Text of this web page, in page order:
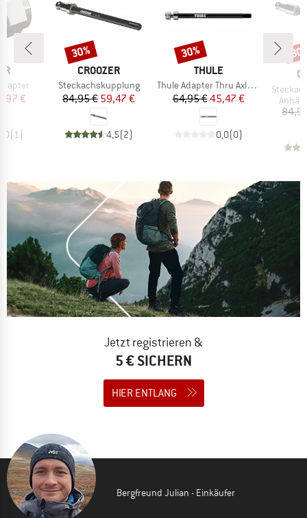
Preis
€
(1 )
MARKE
CROOZER
Artikel
Steckachskupplung
Preis
84,95 €reduzierter Preis
59,47 €
4,5(2)
Rabatt
30%
MARKE
THULE
Artikel
Thule Adapter Thru Axle Shimano
Preis
64,95 €reduzierter Preis
45,47 €
0,0(0)
Rabatt
30%
Artikel
Jetzt registrieren &
5 € SICHERN
HIER ENTLANG
Bergfreund Julian - Einkäufer